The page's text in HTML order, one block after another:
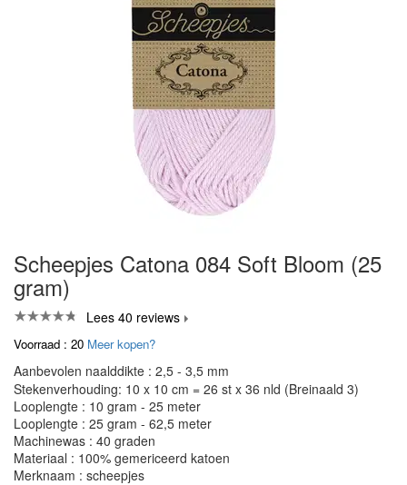
Scheepjes Catona 084 Soft Bloom (25
gram)
Lees 40 reviews
Voorraad : 20 Meer kopen?
Aanbevolen naalddikte : 2,5 - 3,5 mm
Stekenverhouding: 10 x 10 cm = 26 st x 36 nld (Breinaald 3)
Looplengte : 10 gram - 25 meter
Looplengte : 25 gram - 62,5 meter
Machinewas : 40 graden
Materiaal : 100% gemericeerd katoen
Merknaam : scheepjes